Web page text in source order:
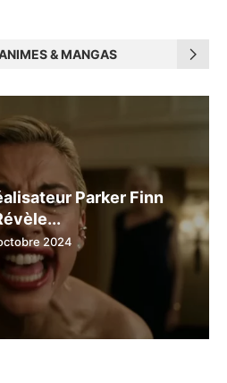
& MANGAS
Parker Finn
2024